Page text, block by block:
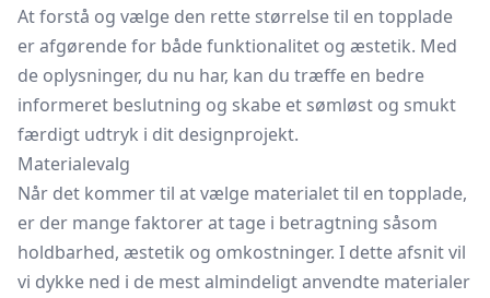
At forstå og vælge den rette størrelse til en topplade
er afgørende for både funktionalitet og æstetik. Med
de oplysninger, du nu har, kan du træffe en bedre
informeret beslutning og skabe et sømløst og smukt
færdigt udtryk i dit designprojekt.
Materialevalg
Når det kommer til at vælge materialet til en topplade,
er der mange faktorer at tage i betragtning såsom
holdbarhed, æstetik og omkostninger. I dette afsnit vil
vi dykke ned i de mest almindeligt anvendte materialer